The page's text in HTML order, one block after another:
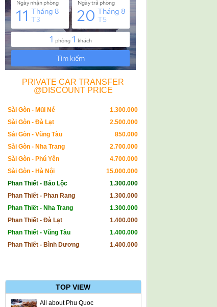
PRIVATE CAR TRANSFER
@DISCOUNT PRICE
Sài Gòn - Mũi Né
1.300.000
Sài Gòn - Đà Lạt
2.500.000
Sài Gòn - Vũng Tàu
850.000
Sài Gòn - Nha Trang
2.700.000
Sài Gòn - Phú Yên
4.700.000
Sài Gòn - Hà Nội
15.000.000
Phan Thiết - Bảo Lộc
1.300.000
Phan Thiết - Phan Rang
1.300.000
Phan Thiết - Nha Trang
1.300.000
Phan Thiết - Đà Lạt
1.400.000
Phan Thiết - Vũng Tàu
1.400.000
Phan Thiết - Bình Dương
1.400.000
TOP VIEW
All about Phu Quoc